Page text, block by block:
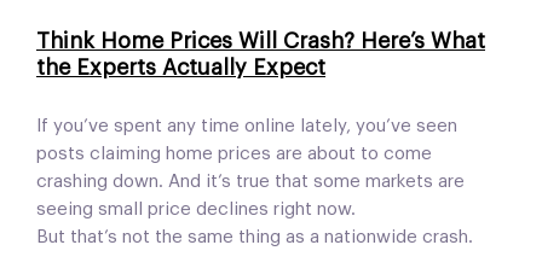
Think Home Prices Will Crash? Here’s What
the Experts Actually Expect
If you’ve spent any time online lately, you’ve seen
posts claiming home prices are about to come
crashing down. And it’s true that some markets are
seeing small price declines right now.
But that’s not the same thing as a nationwide crash.